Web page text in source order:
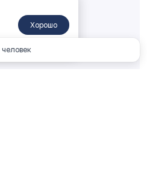
человек
Хорошо